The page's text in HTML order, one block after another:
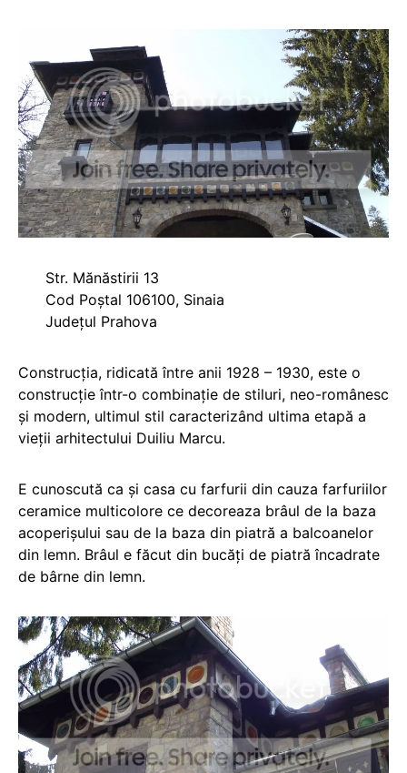
Str. Mănăstirii 13
Cod Poștal 106100, Sinaia
Județul Prahova
Construcția, ridicată între anii 1928 – 1930, este o
construcție într-o combinație de stiluri, neo-românesc
și modern, ultimul stil caracterizând ultima etapă a
vieții arhitectului Duiliu Marcu.
E cunoscută ca și casa cu farfurii din cauza farfuriilor
ceramice multicolore ce decoreaza brâul de la baza
acoperișului sau de la baza din piatră a balcoanelor
din lemn. Brâul e făcut din bucăți de piatră încadrate
de bârne din lemn.